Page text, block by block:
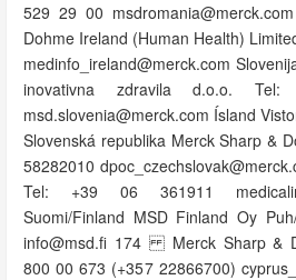
529 29 00
Dohme Ireland (Human Health)
medinfo_ireland@merck.com
inovativna zdravila d.o.o.
msd.slovenia@merck.com Ísland
Slovenská republika Merck Sharp &
58282010
Tel: +39 06 361911
Suomi/Finland MSD Finland Oy
info@msd.fi 174 Merck Sharp &
800 00 673 (+357 22866700)